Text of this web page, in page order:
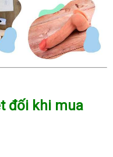
đối khi mua